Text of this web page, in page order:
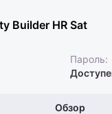
Builder HR Sat
Пароль:
Обзор